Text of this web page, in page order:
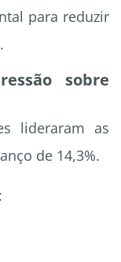
para reduzir
sobre
lideraram as
de 14,3%.